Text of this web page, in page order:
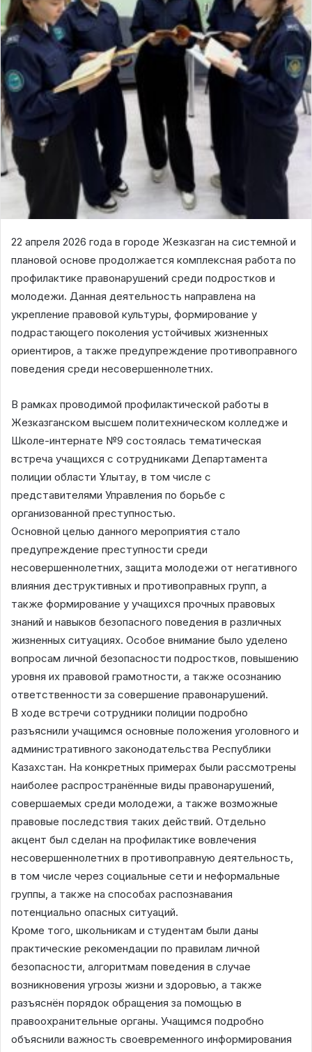
22 апреля 2026 года в городе Жезказган на системной и
плановой основе продолжается комплексная работа по
профилактике правонарушений среди подростков и
молодежи. Данная деятельность направлена на
укрепление правовой культуры, формирование у
подрастающего поколения устойчивых жизненных
ориентиров, а также предупреждение противоправного
поведения среди несовершеннолетних.
В рамках проводимой профилактической работы в
Жезказганском высшем политехническом колледже и
Школе-интернате №9 состоялась тематическая
встреча учащихся с сотрудниками Департамента
полиции области Ұлытау, в том числе с
представителями Управления по борьбе с
организованной преступностью.
Основной целью данного мероприятия стало
предупреждение преступности среди
несовершеннолетних, защита молодежи от негативного
влияния деструктивных и противоправных групп, а
также формирование у учащихся прочных правовых
знаний и навыков безопасного поведения в различных
жизненных ситуациях. Особое внимание было уделено
вопросам личной безопасности подростков, повышению
уровня их правовой грамотности, а также осознанию
ответственности за совершение правонарушений.
В ходе встречи сотрудники полиции подробно
разъяснили учащимся основные положения уголовного и
административного законодательства Республики
Казахстан. На конкретных примерах были рассмотрены
наиболее распространённые виды правонарушений,
совершаемых среди молодежи, а также возможные
правовые последствия таких действий. Отдельно
акцент был сделан на профилактике вовлечения
несовершеннолетних в противоправную деятельность,
в том числе через социальные сети и неформальные
группы, а также на способах распознавания
потенциально опасных ситуаций.
Кроме того, школьникам и студентам были даны
практические рекомендации по правилам личной
безопасности, алгоритмам поведения в случае
возникновения угрозы жизни и здоровью, а также
разъяснён порядок обращения за помощью в
правоохранительные органы. Учащимся подробно
объяснили важность своевременного информирования